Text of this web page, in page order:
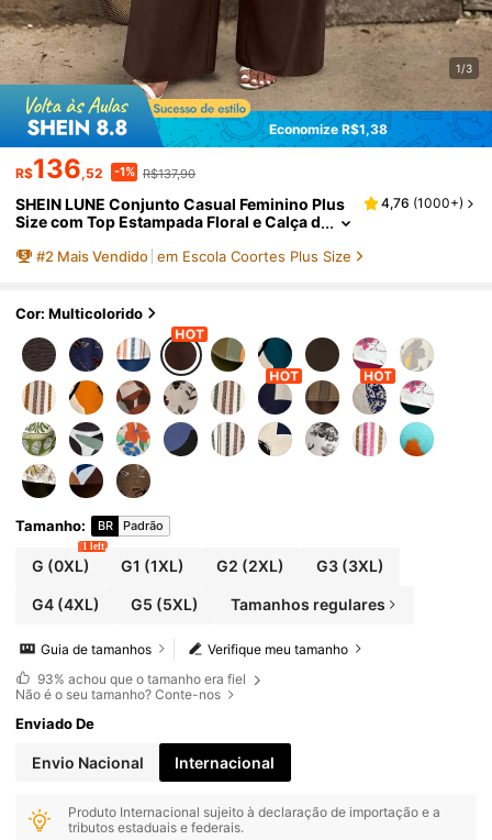
1/3
Economize R$1,38
R$136,52 -1% R$137,90
SHEIN LUNE Conjunto Casual Feminino Plus
Size com Top Estampada Floral e Calça d
4,76 (1000+)
#2 Mais Vendido em Escola Coortes Plus Size
Cor: Multicolorido
Tamanho: BR Padrão
G (0XL)
1 left
G1 (1XL) G2 (2XL) G3(3XL)
G4(4XL) G5 (5XL) Tamanhos regulares
Verifique meu tamanho
Guia de tamanhos
93% achou que o tamanho era fiel
Não é o seu tamanho? Conte-nos
Enviado De
Envio Nacional Internacional
Produto Internacional sujeito à declaração de importação e a
tributos estaduais e federais.